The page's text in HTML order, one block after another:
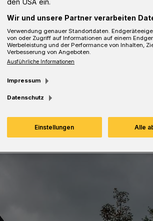
2 Minuten Lesezeit
den USA ein.
Wir und unsere Partner verarbeiten
Verwendung genauer Standortdaten.
von oder Zugriff auf Informationen auf einem
Werbeleistung und der Performance von Inhalten,
Verbesserung von Angeboten.
Ausführliche Informationen
Impressum
Datenschutz
Einstellungen Alle